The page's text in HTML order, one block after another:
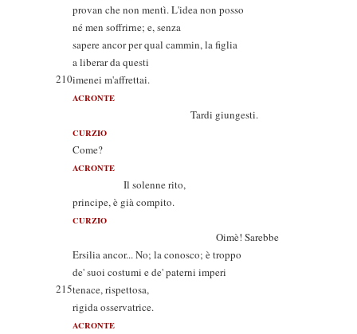
provan che non mentì. L'idea non posso
né men soffrirne; e, senza
sapere ancor per qual cammin, la figlia
a liberar da questi
210imenei m'affrettai.
ACRONTE
Tardi giungesti.
CURZIO
Come?
ACRONTE
Il solenne rito,
principe, è già compito.
CURZIO
Oimè! Sarebbe
Ersilia ancor... No; la conosco; è troppo
de' suoi costumi e de' paterni imperi
215tenace, rispettosa,
rigida osservatrice.
ACRONTE